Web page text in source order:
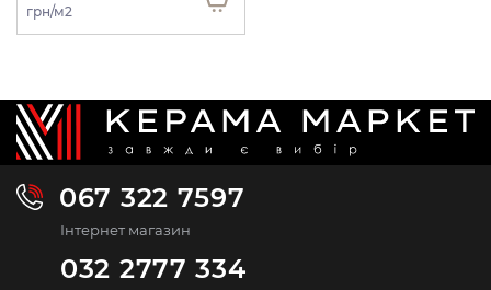
грн/м2
067 322 7597
Інтернет магазин
032 2777 334